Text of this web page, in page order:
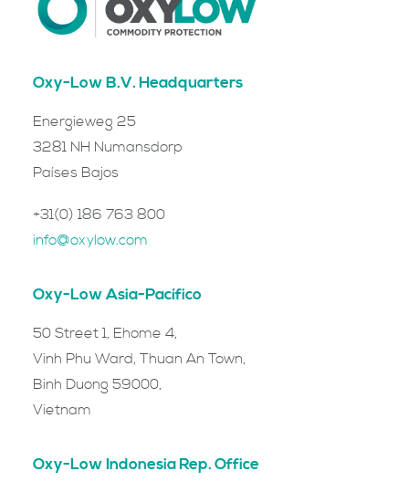
Oxy-Low B.V. Headquarters
Energieweg 25
​3281 NH Numansdorp
Países Bajos
+31(0) 186 763 800
info@oxylow.com
Oxy-Low Asia-Pacífico
50 Street 1, Ehome 4,
Vinh Phu Ward, Thuan An Town,
Binh Duong 59000,
Vietnam
Oxy-Low Indonesia Rep. Office